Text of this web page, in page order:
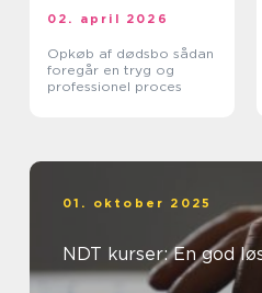
02. april 2026
Opkøb af dødsbo sådan
foregår en tryg og
professionel proces
01. oktober 2025
NDT kurser: En god